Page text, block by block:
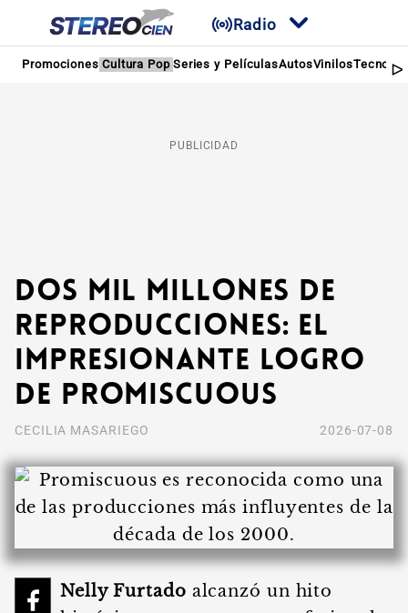
Radio
Promociones Cultura Pop Series y PelículasAutosVinilos
PUBLICIDAD
Dos mil millones de
reproducciones: El
impresionante logro
de Promiscuous
CECILIA MASARIEGO 2026-07-08
Nelly Furtado alcanzó un hito